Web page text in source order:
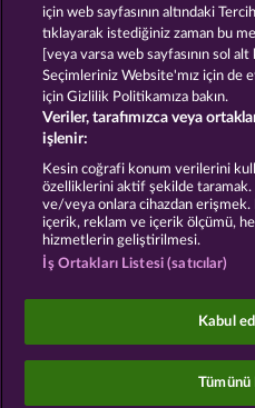
Bütün
Hüküm ve Koşullar
Şirket SSS
İptal
Sosyal casino oyunları
gerçek parayla
kesinlikle
©2026 Whow
için web sayfasının altındaki
tıklayarak istediğiniz zaman bu
[veya varsa web sayfasının sol
Seçimleriniz Website'mız için de
için Gizlilik Politikamıza bakın.
Veriler, tarafımızca veya
işlenir:
Kesin coğrafi konum verilerini
özelliklerini aktif şekilde taramak.
ve/veya onlara cihazdan
içerik, reklam ve içerik ölçümü,
hizmetlerin geliştirilmesi.
İş Ortakları Listesi (satıcılar)
Kabul
Tümünü